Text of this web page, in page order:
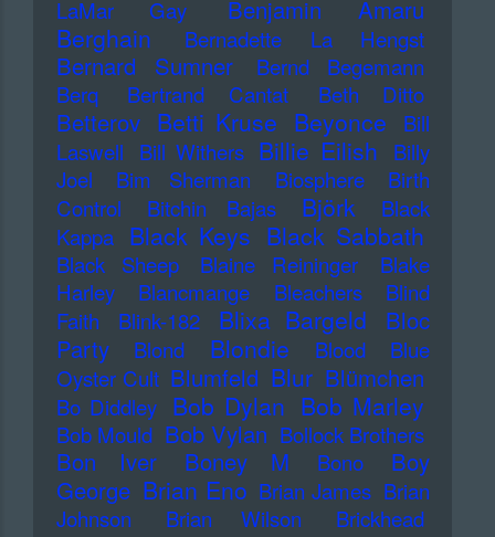
LaMar Gay
Benjamin Amaru
Berghain Bernadette La Hengst
Bernard Sumner
Bernd Begemann
Berq
Bertrand Cantat Beth Ditto
Betterov Betti Kruse Beyonce
Bill
Laswell
Bill Withers Billie Eilish
Billy
Joel
Bim Sherman Biosphere
Birth
Control
Bitchin Bajas Björk
Black
Kappa Black Keys Black Sabbath
Black Sheep Blaine Reininger
Blake
Harley
Blancmange Bleachers
Blind
Faith
Blink-182 Blixa Bargeld
Bloc
Party
Blond Blondie Blood
Blue
Oyster Cult Blumfeld Blur Blümchen
Bo Diddley Bob Dylan Bob Marley
Bob Mould Bob Vylan Bollock Brothers
Bon Iver Boney M Bono
Boy
George Brian Eno Brian James Brian
Johnson
Brian Wilson Brickhead